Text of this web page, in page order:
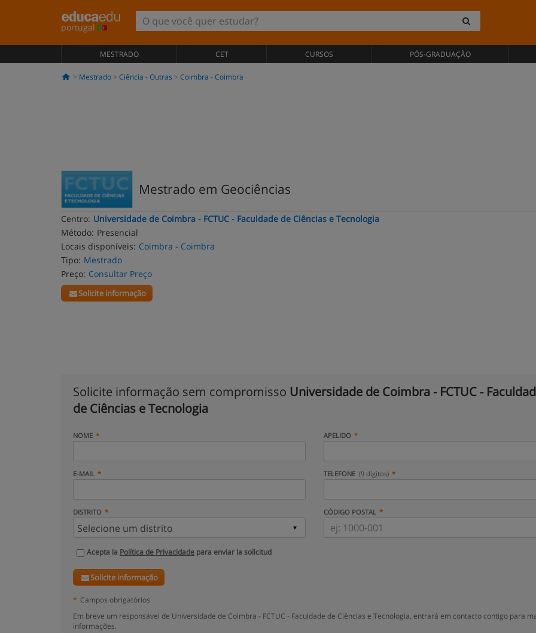
portugal
MESTRADO CET CURSOS PÓS-GRADUAÇÃO
Mestrado Ciência - Outras Coimbra - Coimbra
Mestrado em Geociências
Centro: Universidade de Coimbra - FCTUC - Faculdade de Ciências e Tecnologia
Método: Presencial
Locais disponíveis: Coimbra - Coimbra
Tipo: Mestrado
Preço: Consultar Preço
Solicite informação
Solicite informação sem compromisso Universidade de Coimbra - FCTUC -
de Ciências e Tecnologia
NOME APELIDO
E-MAIL TELEFONE (9 dígitos)
DISTRITO CÓDIGO POSTAL
Acepta la Política de Privacidade para enviar la solicitud
Solicite informação
* Campos obrigatórios
Em breve um responsável de Universidade de Coimbra - FCTUC - Faculdade de Ciências e Tecnologia, entrará em contacto contigo para
informações.